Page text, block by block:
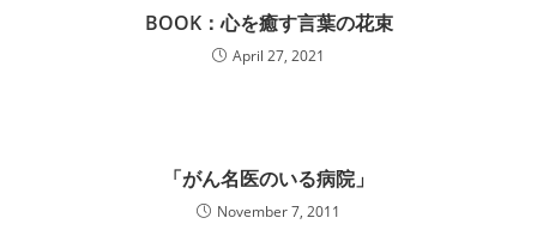
BOOK：心を癒す言葉の花束
April 27, 2021
「がん名医のいる病院」
November 7, 2011